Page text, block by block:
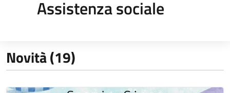
Assistenza sociale
Novità (19)